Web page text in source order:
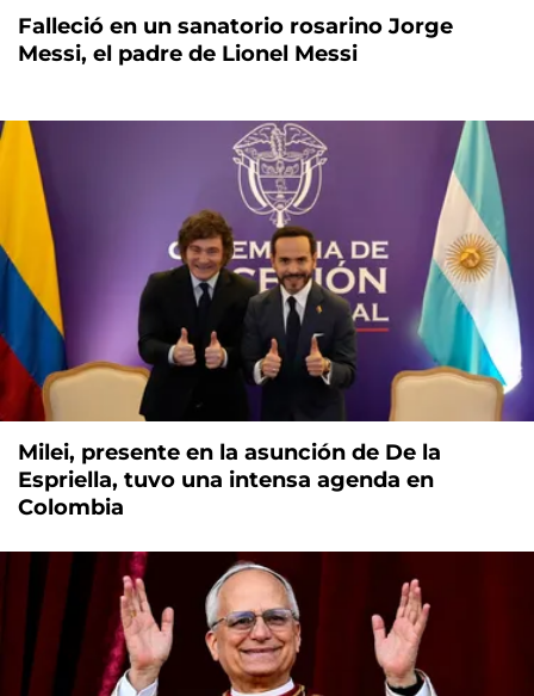
Falleció en un sanatorio rosarino Jorge
Messi, el padre de Lionel Messi
Milei, presente en la asunción de De la
Espriella, tuvo una intensa agenda en
Colombia